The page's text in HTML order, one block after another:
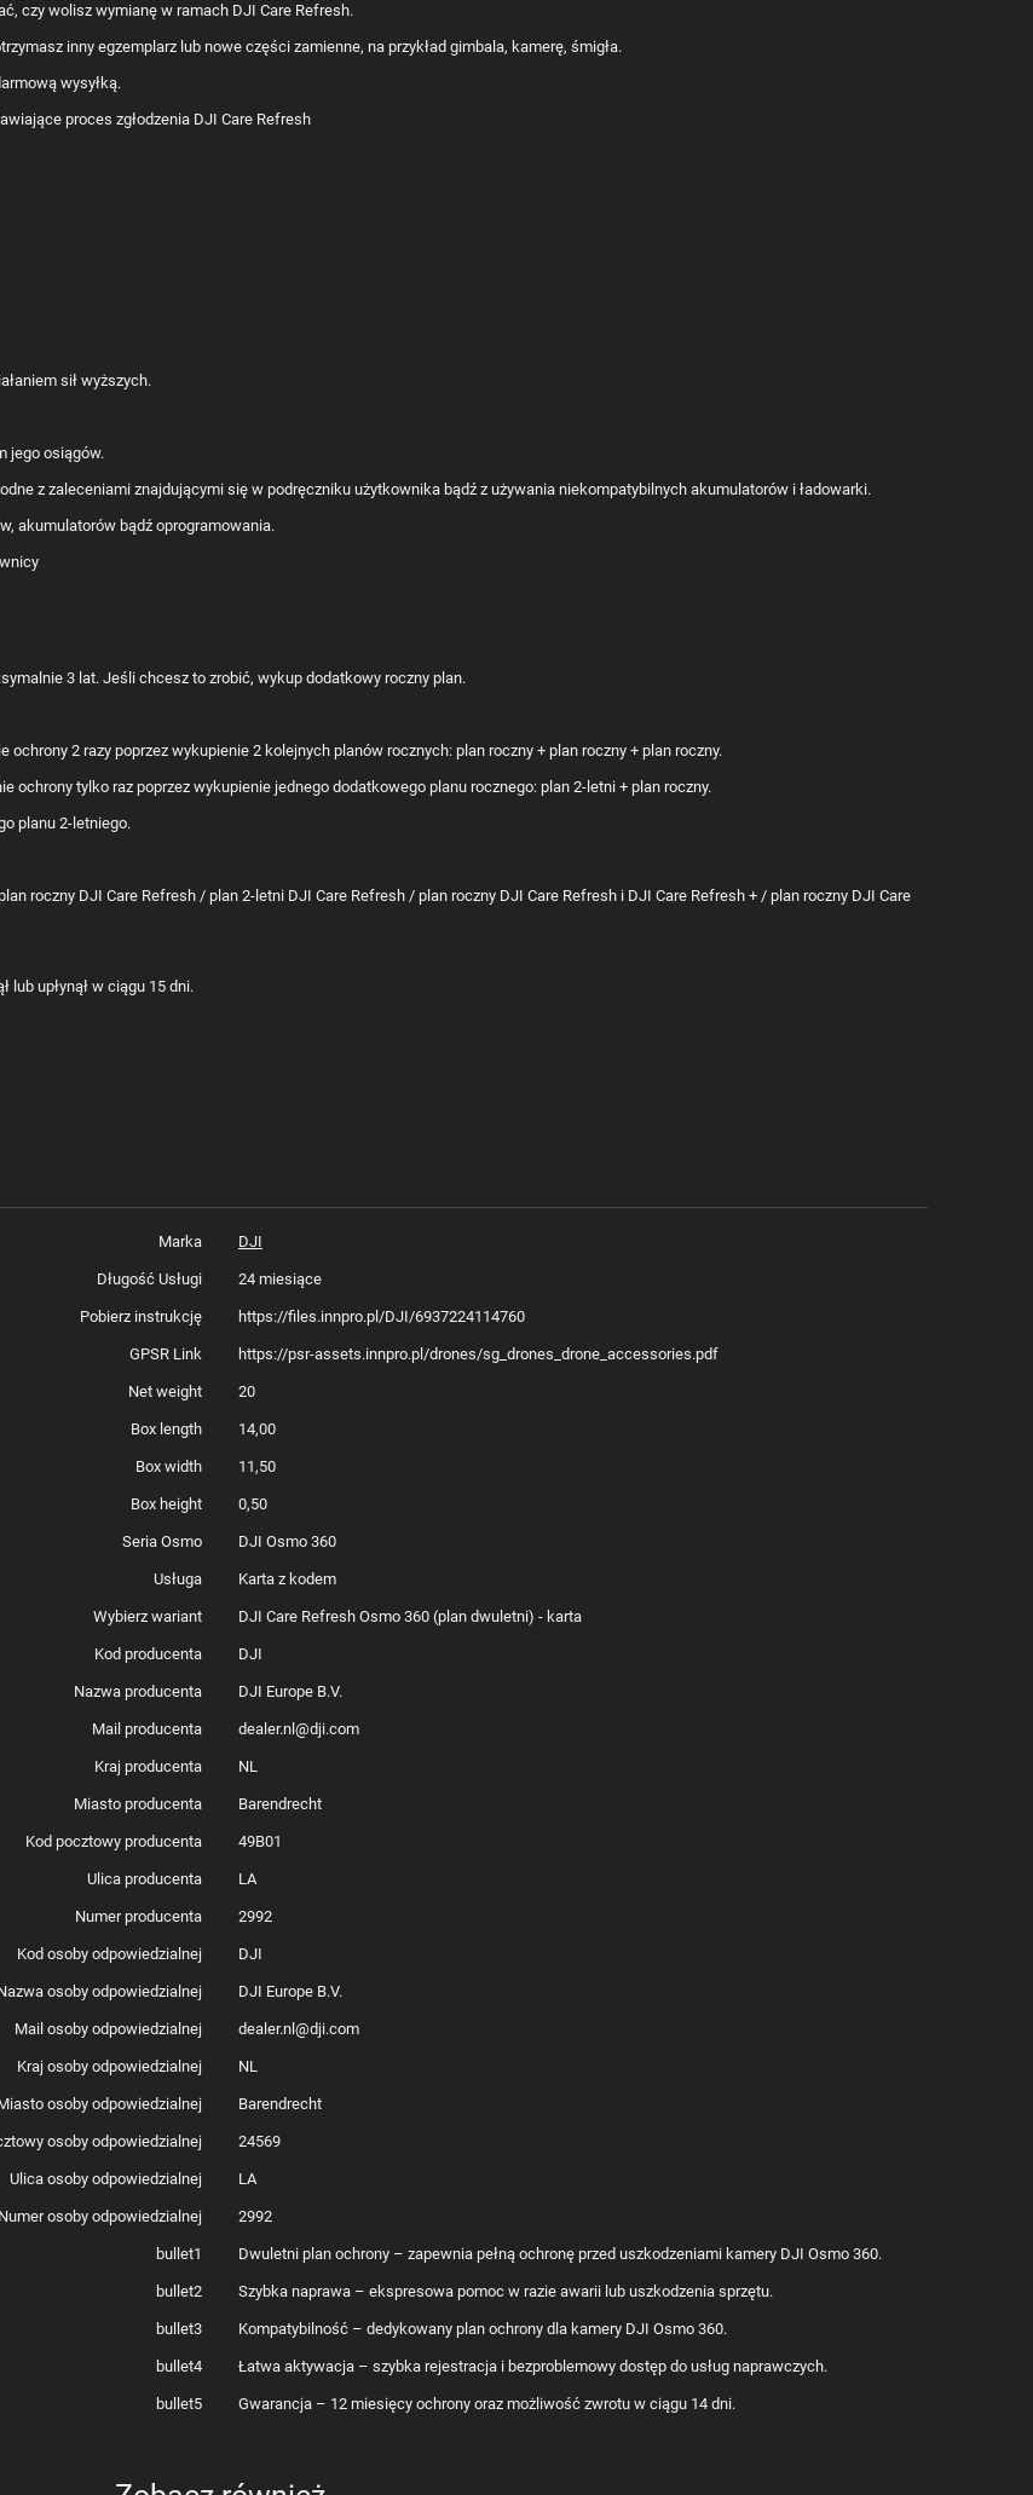
czy wolisz wymianę w ramach DJI Care Refresh.
inny egzemplarz lub nowe części zamienne, na przykład gimbala, kamerę, śmigła.
wysyłką.
sił wyższych.
jego osiągów.
z zaleceniami znajdującymi się w podręczniku użytkownika bądź z używania niekompatybilnych akumulatorów i ładowarki.
akumulatorów bądź oprogramowania.
3 lat. Jeśli chcesz to zrobić, wykup dodatkowy roczny plan.
ochrony 2 razy poprzez wykupienie 2 kolejnych planów rocznych: plan roczny + plan roczny + plan roczny.
ochrony tylko raz poprzez wykupienie jednego dodatkowego planu rocznego: plan 2-letni + plan roczny.
planu 2-letniego.
roczny DJI Care Refresh / plan 2-letni DJI Care Refresh / plan roczny DJI Care Refresh i DJI Care Refresh + / plan roczny DJI Care
lub upłynął w ciągu 15 dni.
Marka DJI
Długość Usługi 24 miesiące
Pobierz instrukcję https://files.innpro.pl/DJI/6937224114760
GPSR Link https://psr-assets.innpro.pl/drones/sg_drones_drone_accessories.pdf
Net weight 20
Box length 14,00
Box width 11,50
Box height 0,50
Seria Osmo DJI Osmo 360
Usługa Karta z kodem
Wybierz wariant DJI Care Refresh Osmo 360 (plan dwuletni) - karta
Kod producenta DJI
Nazwa producenta DJI Europe B.V.
Mail producenta dealer.nl@dji.com
Kraj producenta NL
Miasto producenta Barendrecht
Kod pocztowy producenta 49B01
Ulica producenta LA
Numer producenta 2992
Kod osoby odpowiedzialnej DJI
osoby odpowiedzialnej DJI Europe B.V.
Mail osoby odpowiedzialnej dealer.nl@dji.com
Kraj osoby odpowiedzialnej NL
osoby odpowiedzialnej Barendrecht
osoby odpowiedzialnej 24569
Ulica osoby odpowiedzialnej LA
Numer osoby odpowiedzialnej 2992
bullet1 Dwuletni plan ochrony – zapewnia pełną ochronę przed uszkodzeniami kamery DJI Osmo 360.
bullet2 Szybka naprawa – ekspresowa pomoc w razie awarii lub uszkodzenia sprzętu.
bullet3 Kompatybilność – dedykowany plan ochrony dla kamery DJI Osmo 360.
bullet4 Łatwa aktywacja – szybka rejestracja i bezproblemowy dostęp do usług naprawczych.
bullet5 Gwarancja – 12 miesięcy ochrony oraz możliwość zwrotu w ciągu 14 dni.